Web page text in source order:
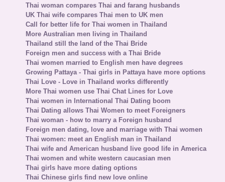
Thai woman compares Thai and farang husbands
UK Thai wife compares Thai men to UK men
Call for better life for Thai women in Thailand
More Australian men living in Thailand
Thailand still the land of the Thai Bride
Foreign men and success with a Thai Bride
Thai women married to English men have degrees
Growing Pattaya - Thai girls in Pattaya have more options
Thai Love - Love in Thailand works differently
More Thai women use Thai Chat Lines for Love
Thai women in International Thai Dating boom
Thai Dating allows Thai Women to meet Foreigners
Thai woman - how to marry a Foreign husband
Foreign men dating, love and marriage with Thai women
Thai women: meet an English man in Thailand
Thai wife and American husband live good life in America
Thai women and white western caucasian men
Thai girls have more dating options
Thai Chinese girls find new love online